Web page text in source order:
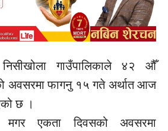
गाउँपालिकाले ४२ औँ
अवसरमा फागनु १५ गते अर्थात आज
छ ।
एकता दिवसको अवसरमा